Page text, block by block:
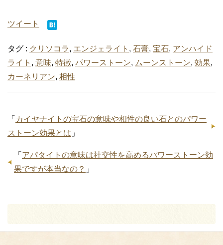
ツイート
タグ : クリソコラ, エンジェライト , 石膏, 宝石, アンハイド
ライト , 意味, 特徴, パワーストーン, ムーンストーン, 効果,
カーネリアン, 相性
「 カイヤナイトの宝石の意味や相性の良い石とのパワー
ストーン効果とは 」
「 アパタイトの意味は社交性を高めるパワーストーン効
果ですが本当なの？ 」